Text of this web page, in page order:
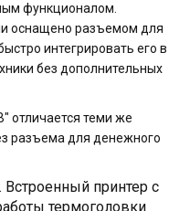
функционалом.
оснащено разъемом для
интегрировать его в
без дополнительных
отличается теми же
разъема для денежного
Встроенный принтер с
термоголовки